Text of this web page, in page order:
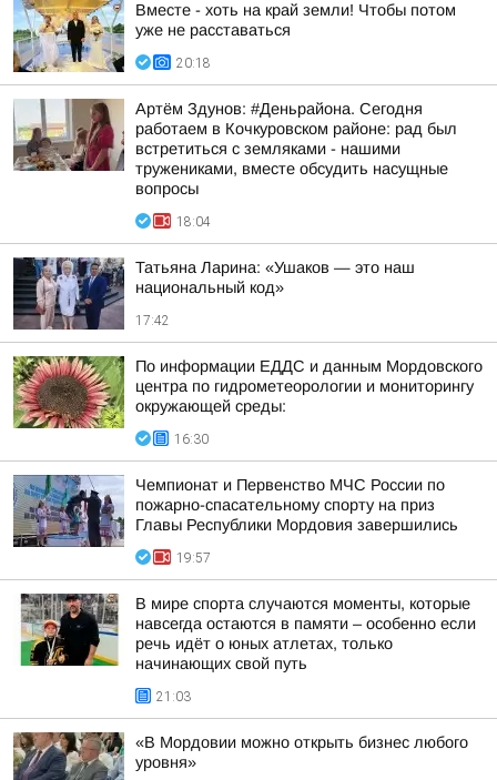
Вместе - хоть на край земли! Чтобы потом
уже не расставаться
20:18
Артём Здунов: #Деньрайона. Сегодня
работаем в Кочкуровском районе: рад был
встретиться с земляками - нашими
тружениками, вместе обсудить насущные
вопросы
18:04
Татьяна Ларина: «Ушаков — это наш
национальный код»
17:42
По информации ЕДДС и данным Мордовского
центра по гидрометеорологии и мониторингу
окружающей среды:
16:30
Чемпионат и Первенство МЧС России по
пожарно-спасательному спорту на приз
Главы Республики Мордовия завершились
19:57
В мире спорта случаются моменты, которые
навсегда остаются в памяти – особенно если
речь идёт о юных атлетах, только
начинающих свой путь
21:03
«В Мордовии можно открыть бизнес любого
уровня»